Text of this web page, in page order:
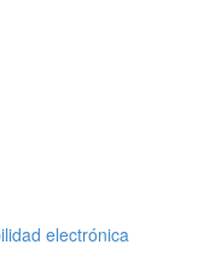
electrónica